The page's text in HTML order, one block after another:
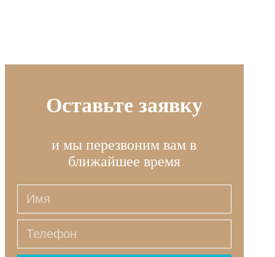
Оставьте заявку
и мы перезвоним вам в
ближайшее время